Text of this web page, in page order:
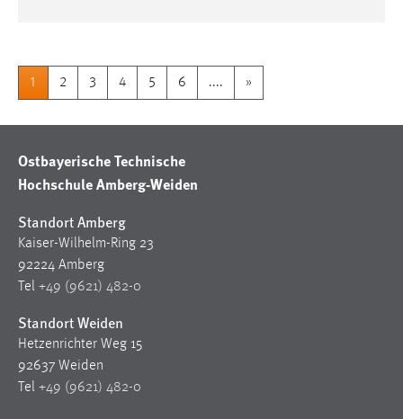
1 2 3 4 5 6 .... »
Ostbayerische Technische
Hochschule Amberg-Weiden
Standort Amberg
Kaiser-Wilhelm-Ring 23
92224 Amberg
Tel +49 (9621) 482-0
Standort Weiden
Hetzenrichter Weg 15
92637 Weiden
Tel +49 (9621) 482-0